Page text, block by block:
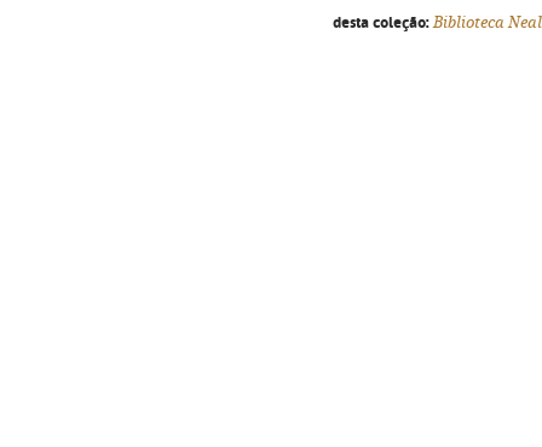
desta coleção: Biblioteca